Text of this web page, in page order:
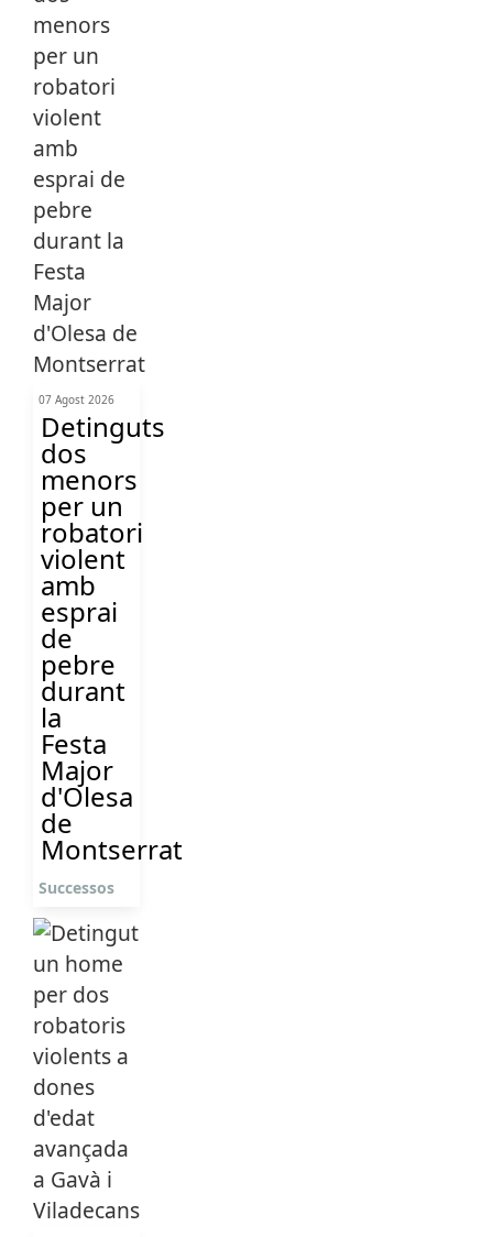
07 Agost 2026
Detinguts
dos
menors
per un
robatori
violent
amb
esprai
de
pebre
durant
la
Festa
Major
d'Olesa
de
Montserrat
Successos